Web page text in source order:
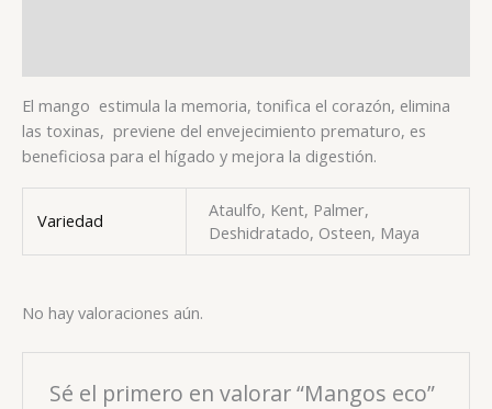
El mango estimula la memoria, tonifica el corazón, elimina
las toxinas, previene del envejecimiento prematuro, es
beneficiosa para el hígado y mejora la digestión.
Variedad
Ataulfo, Kent, Palmer,
Deshidratado, Osteen, Maya
No hay valoraciones aún.
Sé el primero en valorar “Mangos eco”